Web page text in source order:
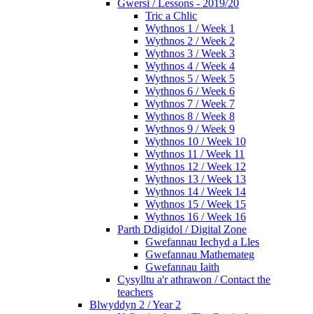
Gwersi / Lessons - 2019/20
Tric a Chlic
Wythnos 1 / Week 1
Wythnos 2 / Week 2
Wythnos 3 / Week 3
Wythnos 4 / Week 4
Wythnos 5 / Week 5
Wythnos 6 / Week 6
Wythnos 7 / Week 7
Wythnos 8 / Week 8
Wythnos 9 / Week 9
Wythnos 10 / Week 10
Wythnos 11 / Week 11
Wythnos 12 / Week 12
Wythnos 13 / Week 13
Wythnos 14 / Week 14
Wythnos 15 / Week 15
Wythnos 16 / Week 16
Parth Ddigidol / Digital Zone
Gwefannau Iechyd a Lles
Gwefannau Mathemateg
Gwefannau Iaith
Cysylltu a'r athrawon / Contact the
teachers
Blwyddyn 2 / Year 2